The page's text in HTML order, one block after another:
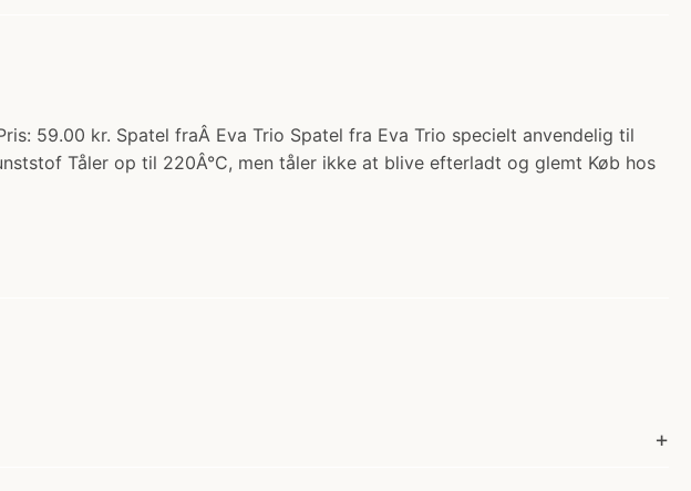
59.00 kr. Spatel fraÂ Eva Trio Spatel fra Eva Trio specielt anvendelig til
Tåler op til 220Â°C, men tåler ikke at blive efterladt og glemt Køb hos